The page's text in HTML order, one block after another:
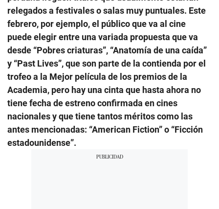
relegados a festivales o salas muy puntuales. Este
febrero, por ejemplo, el público que va al cine
puede elegir entre una variada propuesta que va
desde “Pobres criaturas”, “Anatomía de una caída”
y “Past Lives”, que son parte de la contienda por el
trofeo a la Mejor película de los premios de la
Academia, pero hay una cinta que hasta ahora no
tiene fecha de estreno confirmada en cines
nacionales y que tiene tantos méritos como las
antes mencionadas: “American Fiction” o “Ficción
estadounidense”.